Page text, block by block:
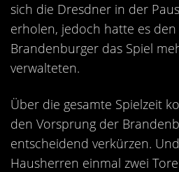
sich die Dresdner in der
erholen, jedoch hatte es den
Brandenburger das Spiel
verwalteten.
Über die gesamte Spielzeit
den Vorsprung der
entscheidend verkürzen.
Hausherren einmal zwei